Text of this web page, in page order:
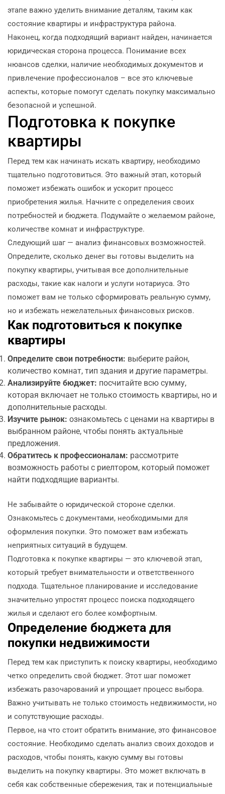
этапе важно уделить внимание деталям, таким как
состояние квартиры и инфраструктура района.
Наконец, когда подходящий вариант найден, начинается
юридическая сторона процесса. Понимание всех
нюансов сделки, наличие необходимых документов и
привлечение профессионалов – все это ключевые
аспекты, которые помогут сделать покупку максимально
безопасной и успешной.
Подготовка к покупке
квартиры
Перед тем как начинать искать квартиру, необходимо
тщательно подготовиться. Это важный этап, который
поможет избежать ошибок и ускорит процесс
приобретения жилья. Начните с определения своих
потребностей и бюджета. Подумайте о желаемом районе,
количестве комнат и инфраструктуре.
Следующий шаг — анализ финансовых возможностей.
Определите, сколько денег вы готовы выделить на
покупку квартиры, учитывая все дополнительные
расходы, такие как налоги и услуги нотариуса. Это
поможет вам не только сформировать реальную сумму,
но и избежать нежелательных финансовых рисков.
Как подготовиться к покупке
квартиры
Определите свои потребности: выберите район,
количество комнат, тип здания и другие параметры.
Анализируйте бюджет: посчитайте всю сумму,
которая включает не только стоимость квартиры, но и
дополнительные расходы.
Изучите рынок: ознакомьтесь с ценами на квартиры в
выбранном районе, чтобы понять актуальные
предложения.
Обратитесь к профессионалам: рассмотрите
возможность работы с риелтором, который поможет
найти подходящие варианты.
Не забывайте о юридической стороне сделки.
Ознакомьтесь с документами, необходимыми для
оформления покупки. Это поможет вам избежать
неприятных ситуаций в будущем.
Подготовка к покупке квартиры — это ключевой этап,
который требует внимательности и ответственного
подхода. Тщательное планирование и исследование
значительно упростят процесс поиска подходящего
жилья и сделают его более комфортным.
Определение бюджета для
покупки недвижимости
Перед тем как приступить к поиску квартиры, необходимо
четко определить свой бюджет. Этот шаг поможет
избежать разочарований и упрощает процесс выбора.
Важно учитывать не только стоимость недвижимости, но
и сопутствующие расходы.
Первое, на что стоит обратить внимание, это финансовое
состояние. Необходимо сделать анализ своих доходов и
расходов, чтобы понять, какую сумму вы готовы
выделить на покупку квартиры. Это может включать в
себя как собственные сбережения, так и потенциальные